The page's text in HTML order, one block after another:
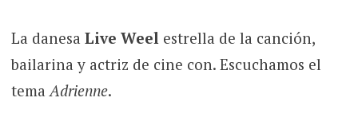
La danesa Live Weel estrella de la canción,
bailarina y actriz de cine con. Escuchamos el
tema Adrienne.